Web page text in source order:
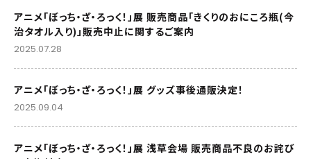
アニメ「ぼっち・ざ・ろっく！」展 販売商品「きくりのおにころ瓶(今
治タオル入り)」販売中止に関するご案内
2025.07.28
アニメ「ぼっち・ざ・ろっく！」展 グッズ事後通販決定！
2025.09.04
アニメ「ぼっち・ざ・ろっく！」展 浅草会場 販売商品不良のお詫び